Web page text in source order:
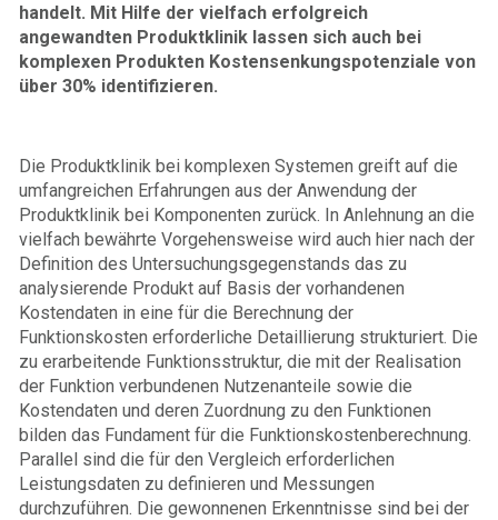
handelt. Mit Hilfe der vielfach erfolgreich
angewandten Produktklinik lassen sich auch bei
komplexen Produkten Kostensenkungspotenziale von
über 30% identifizieren.
Die Produktklinik bei komplexen Systemen greift auf die
umfangreichen Erfahrungen aus der Anwendung der
Produktklinik bei Komponenten zurück. In Anlehnung an die
vielfach bewährte Vorgehensweise wird auch hier nach der
Definition des Untersuchungsgegenstands das zu
analysierende Produkt auf Basis der vorhandenen
Kostendaten in eine für die Berechnung der
Funktionskosten erforderliche Detaillierung strukturiert. Die
zu erarbeitende Funktionsstruktur, die mit der Realisation
der Funktion verbundenen Nutzenanteile sowie die
Kostendaten und deren Zuordnung zu den Funktionen
bilden das Fundament für die Funktionskostenberechnung.
Parallel sind die für den Vergleich erforderlichen
Leistungsdaten zu definieren und Messungen
durchzuführen. Die gewonnenen Erkenntnisse sind bei der